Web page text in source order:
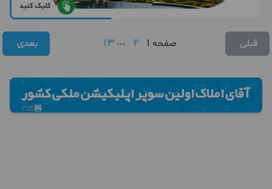
کلیک کنید
قبلی صفحه 1
2
...
13 بعدی